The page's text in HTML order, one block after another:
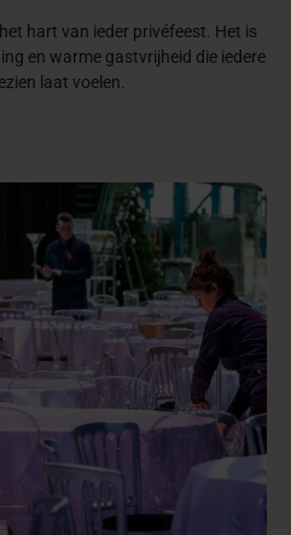
hart van ieder privéfeest. Het is
en warme gastvrijheid die iedere
laat voelen.